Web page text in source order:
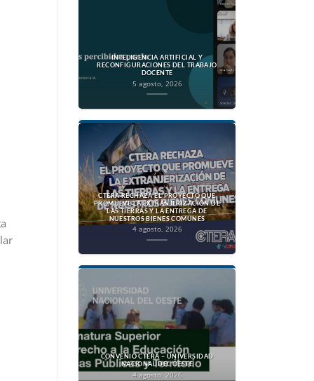
INTELIGENCIA ARTIFICIAL Y
RECONFIGURACIONES DEL TRABAJO
DOCENTE
5 agosto, 2026
CTERA RECHAZA EL PROYECTO QUE
PROMUEVE LA EXTRANJERIZACIÓN DE
LAS TIERRAS Y LA ENTREGA DE
NUESTROS BIENES COMUNES
4 agosto, 2026
CONVENIO CTERA – UNIVERSIDAD
NACIONAL DEL OESTE
4 agosto, 2026